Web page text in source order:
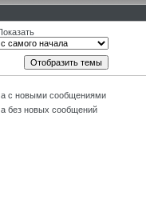
с новыми сообщениями
без новых сообщений